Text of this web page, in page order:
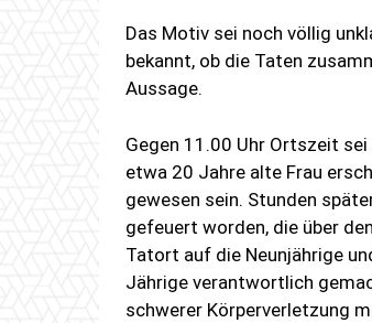
Das Motiv sei noch völlig
bekannt, ob die Taten
Aussage.
Gegen 11.00 Uhr Ortszeit
etwa 20 Jahre alte Frau
gewesen sein. Stunden
gefeuert worden, die über
Tatort auf die Neunjährige
Jährige verantwortlich
schwerer Körperverletzung